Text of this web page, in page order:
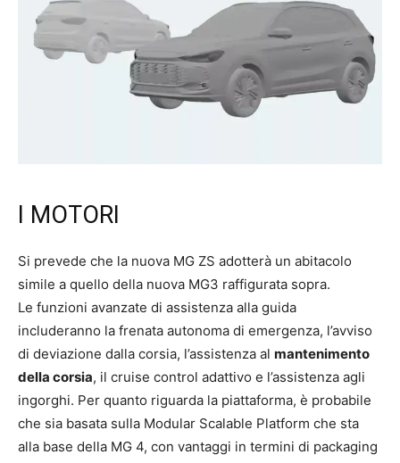
I MOTORI
Si prevede che la nuova MG ZS adotterà un abitacolo
simile a quello della nuova MG3 raffigurata sopra.
Le funzioni avanzate di assistenza alla guida
includeranno la frenata autonoma di emergenza, l’avviso
di deviazione dalla corsia, l’assistenza al mantenimento
della corsia, il cruise control adattivo e l’assistenza agli
ingorghi. Per quanto riguarda la piattaforma, è probabile
che sia basata sulla Modular Scalable Platform che sta
alla base della MG 4, con vantaggi in termini di packaging